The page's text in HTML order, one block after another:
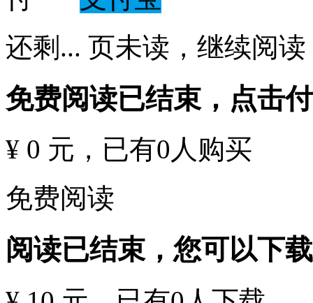
还剩 ... 页未读， 继续阅读
免费阅读已结束，点击
¥ 0 元 ，已有0 人购买
免费阅读
阅读已结束，您可以下